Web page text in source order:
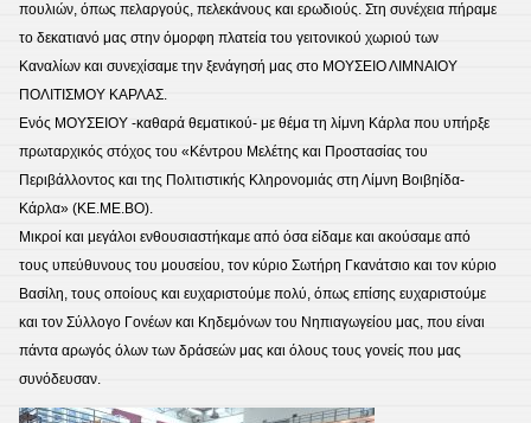
πουλιών, όπως πελαργούς, πελεκάνους και ερωδιούς. Στη συνέχεια πήραμε
το δεκατιανό μας στην όμορφη πλατεία του γειτονικού χωριού των
Καναλίων και συνεχίσαμε την ξενάγησή μας στο ΜΟΥΣΕΙΟ ΛΙΜΝΑΙΟΥ
ΠΟΛΙΤΙΣΜΟΥ ΚΑΡΛΑΣ.
Ενός ΜΟΥΣΕΙΟΥ -καθαρά θεματικού- με θέμα τη λίμνη Κάρλα που υπήρξε
πρωταρχικός στόχος του «Κέντρου Μελέτης και Προστασίας του
Περιβάλλοντος και της Πολιτιστικής Κληρονομιάς στη Λίμνη Βοιβηίδα-
Κάρλα» (ΚΕ.ΜΕ.ΒΟ).
Μικροί και μεγάλοι ενθουσιαστήκαμε από όσα είδαμε και ακούσαμε από
τους υπεύθυνους του μουσείου, τον κύριο Σωτήρη Γκανάτσιο και τον κύριο
Βασίλη, τους οποίους και ευχαριστούμε πολύ, όπως επίσης ευχαριστούμε
και τον Σύλλογο Γονέων και Κηδεμόνων του Νηπιαγωγείου μας, που είναι
πάντα αρωγός όλων των δράσεών μας και όλους τους γονείς που μας
συνόδευσαν.